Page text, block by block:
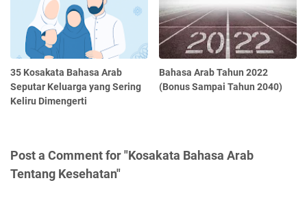
35 Kosakata Bahasa Arab
Seputar Keluarga yang Sering
Keliru Dimengerti
Bahasa Arab Tahun 2022
(Bonus Sampai Tahun 2040)
Post a Comment for "Kosakata Bahasa Arab
Tentang Kesehatan"